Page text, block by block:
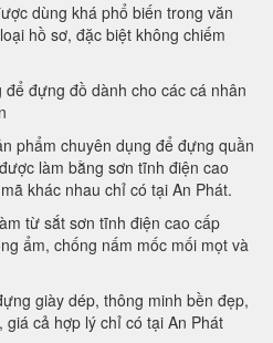
dùng khá phổ biến trong văn
hồ sơ, đặc biệt không chiếm
để đựng đồ dành cho các cá nhân
phẩm chuyên dụng để đựng quần
làm bằng sơn tĩnh điện cao
khác nhau chỉ có tại An Phát.
từ sắt sơn tĩnh điện cao cấp
ẩm, chống nấm mốc mối mọt và
giày dép, thông minh bền đẹp,
cả hợp lý chỉ có tại An Phát